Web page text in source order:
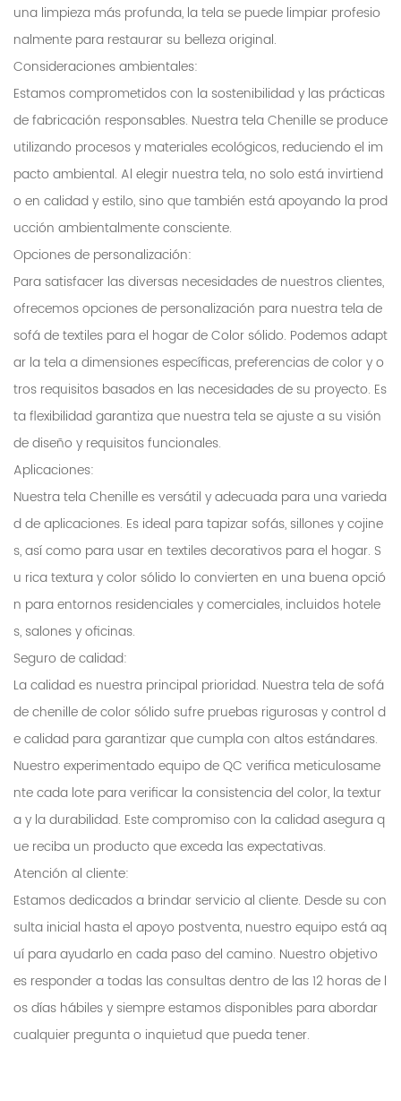
una limpieza más profunda, la tela se puede limpiar profesio
nalmente para restaurar su belleza original.
Consideraciones ambientales:
Estamos comprometidos con la sostenibilidad y las prácticas
de fabricación responsables. Nuestra tela Chenille se produce
utilizando procesos y materiales ecológicos, reduciendo el im
pacto ambiental. Al elegir nuestra tela, no solo está invirtiend
o en calidad y estilo, sino que también está apoyando la prod
ucción ambientalmente consciente.
Opciones de personalización:
Para satisfacer las diversas necesidades de nuestros clientes,
ofrecemos opciones de personalización para nuestra tela de
sofá de textiles para el hogar de Color sólido. Podemos adapt
ar la tela a dimensiones específicas, preferencias de color y o
tros requisitos basados ​​en las necesidades de su proyecto. Es
ta flexibilidad garantiza que nuestra tela se ajuste a su visión
de diseño y requisitos funcionales.
Aplicaciones:
Nuestra tela Chenille es versátil y adecuada para una varieda
d de aplicaciones. Es ideal para tapizar sofás, sillones y cojine
s, así como para usar en textiles decorativos para el hogar. S
u rica textura y color sólido lo convierten en una buena opció
n para entornos residenciales y comerciales, incluidos hotele
s, salones y oficinas.
Seguro de calidad:
La calidad es nuestra principal prioridad. Nuestra tela de sofá
de chenille de color sólido sufre pruebas rigurosas y control d
e calidad para garantizar que cumpla con altos estándares.
Nuestro experimentado equipo de QC verifica meticulosame
nte cada lote para verificar la consistencia del color, la textur
a y la durabilidad. Este compromiso con la calidad asegura q
ue reciba un producto que exceda las expectativas.
Atención al cliente:
Estamos dedicados a brindar servicio al cliente. Desde su con
sulta inicial hasta el apoyo postventa, nuestro equipo está aq
uí para ayudarlo en cada paso del camino. Nuestro objetivo
es responder a todas las consultas dentro de las 12 horas de l
os días hábiles y siempre estamos disponibles para abordar
cualquier pregunta o inquietud que pueda tener.